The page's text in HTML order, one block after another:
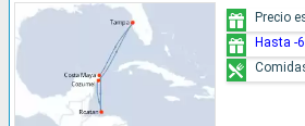
Precio
Hasta -